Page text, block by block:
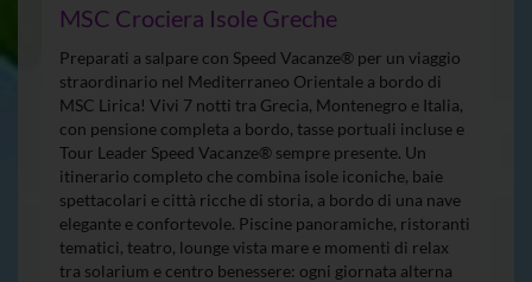
MSC Crociera Isole Greche
Preparati a salpare con Speed Vacanze® per un viaggio
straordinario nel Mediterraneo Orientale a bordo di
MSC Lirica! Vivi 7 notti tra Grecia, Montenegro e Italia,
con pensione completa a bordo, tasse portuali incluse e
Tour Leader Speed Vacanze® sempre presente. Un
itinerario completo che combina isole iconiche, baie
spettacolari e città ricche di storia, a bordo di una nave
elegante e confortevole. Piscine panoramiche, ristoranti
tematici, teatro, lounge vista mare e momenti di relax
tra solarium e centro benessere: ogni giornata alterna